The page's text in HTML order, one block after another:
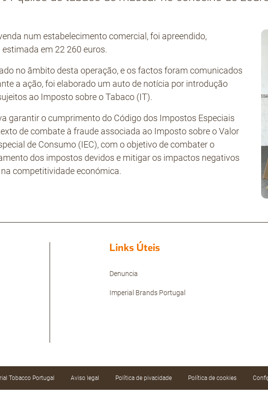
num estabelecimento comercial, foi apreendido,
em 22 260 euros.
no âmbito desta operação, e os factos foram comunicados
a ação, foi elaborado um auto de notícia por introdução
ao Imposto sobre o Tabaco (IT).
garantir o cumprimento do Código dos Impostos Especiais
de combate à fraude associada ao Imposto sobre o Valor
de Consumo (IEC), com o objetivo de combater o
dos impostos devidos e mitigar os impactos negativos
competitividade económica.
Links Úteis
Denuncia
Imperial Brands Portugal
Tobacco Portugal Aviso legal Política de pivacidade Política de cookies